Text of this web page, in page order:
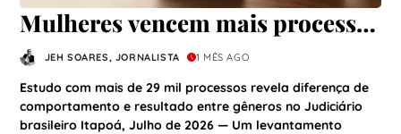
Mulheres vencem mais processos
na Justiça, mas homens lideram
acordos, aponta levantamento
inédito
JEH SOARES, JORNALISTA 1 MÊS AGO
Estudo com mais de 29 mil processos revela diferença de
comportamento e resultado entre gêneros no Judiciário
brasileiro Itapoá, Julho de 2026 — Um levantamento